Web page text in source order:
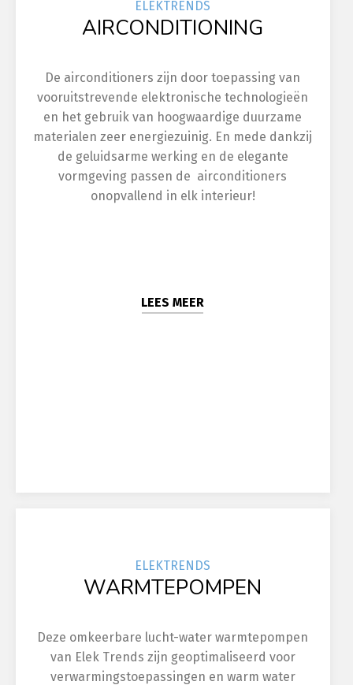
ELEKTRENDS
AIRCONDITIONING
De airconditioners zijn door toepassing van
vooruitstrevende elektronische technologieën
en het gebruik van hoogwaardige duurzame
materialen zeer energiezuinig. En mede dankzij
de geluidsarme werking en de elegante
vormgeving passen de airconditioners
onopvallend in elk interieur!
LEES MEER
ELEKTRENDS
WARMTEPOMPEN
Deze omkeerbare lucht-water warmtepompen
van Elek Trends zijn geoptimaliseerd voor
verwarmingstoepassingen en warm water